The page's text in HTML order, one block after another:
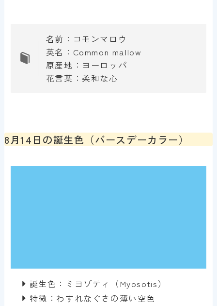
名前：コモンマロウ
英名：Common mallow
原産地：ヨーロッパ
花言葉：柔和な心
8月14日の誕生色（バースデーカラー）
誕生色：ミヨゾティ（Myosotis）
特徴：わすれなぐさの薄い空色